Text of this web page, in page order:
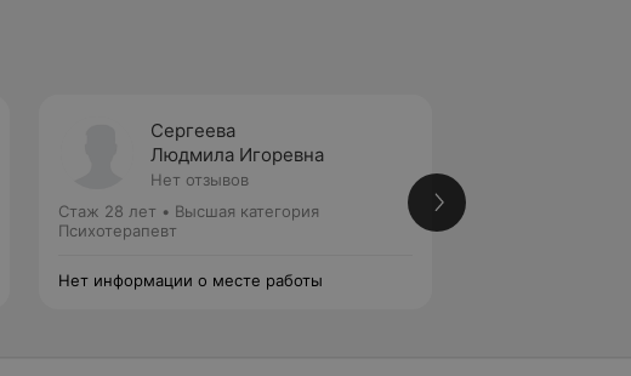
Сергеева
Людмила Игоревна
Нет отзывов
Стаж 28 лет • Высшая категория
Психотерапевт
Нет информации о месте работы